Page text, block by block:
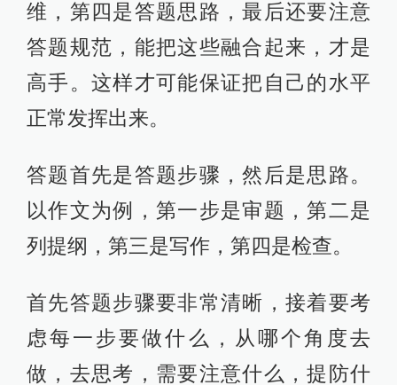
维，第四是答题思路，最后还要注意
答题规范，能把这些融合起来，才是
高手。这样才可能保证把自己的水平
正常发挥出来。
答题首先是答题步骤，然后是思路。
以作文为例，第一步是审题，第二是
列提纲，第三是写作，第四是检查。
首先答题步骤要非常清晰，接着要考
虑每一步要做什么，从哪个角度去
做，去思考，需要注意什么，提防什